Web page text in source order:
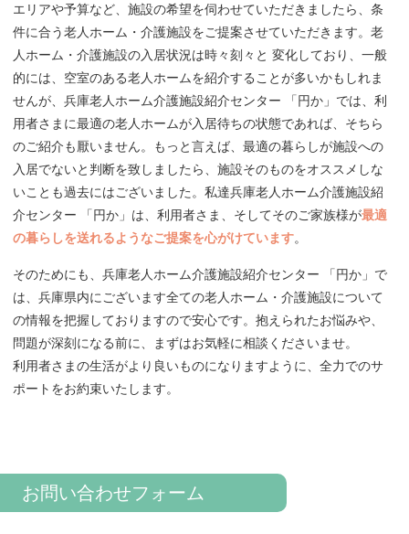
エリアや予算など、施設の希望を伺わせていただきましたら、条
件に合う老人ホーム・介護施設をご提案させていただきます。老
人ホーム・介護施設の入居状況は時々刻々と 変化しており、一般
的には、空室のある老人ホームを紹介することが多いかもしれま
せんが、兵庫老人ホーム介護施設紹介センター 「円か」では、利
用者さまに最適の老人ホームが入居待ちの状態であれば、そちら
のご紹介も厭いません。もっと言えば、最適の暮らしが施設への
入居でないと判断を致しましたら、施設そのものをオススメしな
いことも過去にはございました。私達兵庫老人ホーム介護施設紹
介センター 「円か」は、利用者さま、そしてそのご家族様が最適
の暮らしを送れるようなご提案を心がけています。
そのためにも、兵庫老人ホーム介護施設紹介センター 「円か」で
は、兵庫県内にございます全ての老人ホーム・介護施設について
の情報を把握しておりますので安心です。抱えられたお悩みや、
問題が深刻になる前に、まずはお気軽に相談くださいませ。
利用者さまの生活がより良いものになりますように、全力でのサ
ポートをお約束いたします。
お問い合わせフォーム